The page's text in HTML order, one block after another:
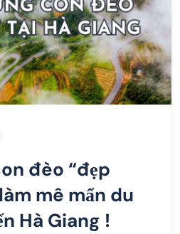
đèo “đẹp
mê mẩn du
Hà Giang !